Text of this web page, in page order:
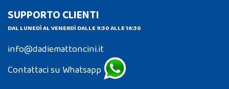
SUPPORTO CLIENTI
DAL LUNEDÌ AL VENERDÌ DALLE 9:30 ALLE 16:30
info@dadiemattoncini.it
Contattaci su Whatsapp